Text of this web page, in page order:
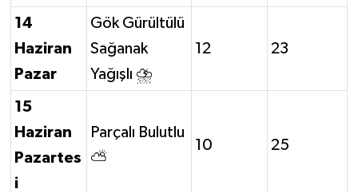
14
Haziran
Pazar
Gök Gürültülü
Sağanak
Yağışlı ⛈️
12 23
15
Haziran
Pazartes
i
Parçalı Bulutlu
⛅
10 25